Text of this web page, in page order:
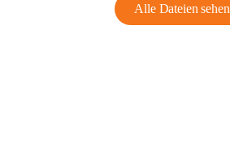
Alle Dateien sehen